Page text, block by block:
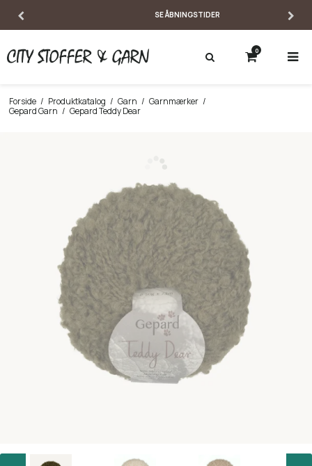
SE ÅBNINGSTIDER
0
Forside / Produktkatalog / Garn / Garnmærker /
Gepard Garn / Gepard Teddy Dear